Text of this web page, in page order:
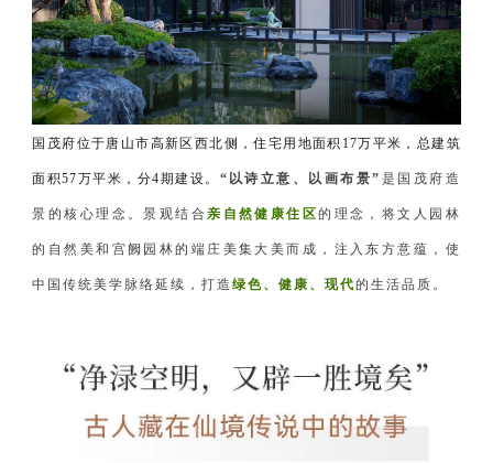
国茂府位于唐山市高新区西北侧，住宅用地面积17万平米，总建筑
面积57万平米，分4期建设。 “以诗立意、以画布景” 是国茂府造
景的核心理念。景观结合亲自然健康住区的理念，将文人园林
的自然美和宫阙园林的端庄美集大美而成， 注入东方意蕴，使
中国传统美学脉络延续，打造绿色、健康、现代的生活品质。